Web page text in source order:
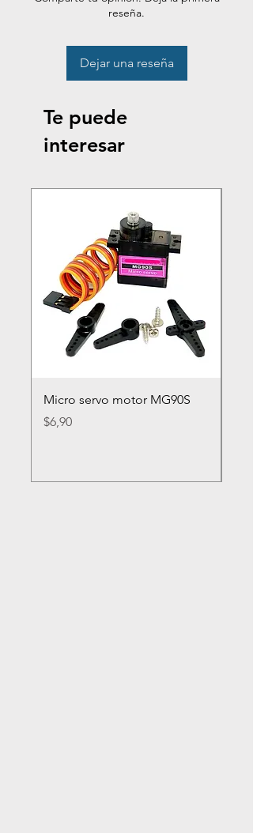
reseña.
Dejar una reseña
Te puede
interesar
Micro servo motor MG90S
Precio
$6,90